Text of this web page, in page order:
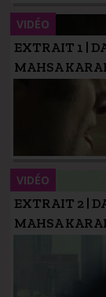
EXTRAIT 1 |
MAHSA
VIDÉO
EXTRAIT 2 |
MAHSA
VIDÉO